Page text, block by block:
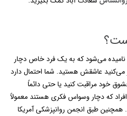
می‌شود که به یک فرد خاص دچار
عاشقش هستید. شما احتمال دارد
خود مراقبت کنید یا حتی دائماً
که دچار وسواس فکری هستند معمولاً
طبق انجمن روانپزشکی آمریکا